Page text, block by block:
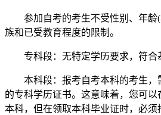
参加自考的考生不受性别、年龄(
族和已受教育程度的限制。
专科段：无特定学历要求，符合
本科段：报考自考本科的考生，
的专科学历证书。这意味着，您可
本科，但在领取本科毕业证时，必